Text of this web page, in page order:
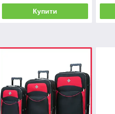
Купити